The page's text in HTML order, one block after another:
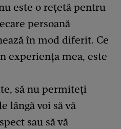
este o rețetă pentru
persoană
în mod diferit. Ce
experiența mea, este
să nu permiteți
lângă voi să vă
sau să vă